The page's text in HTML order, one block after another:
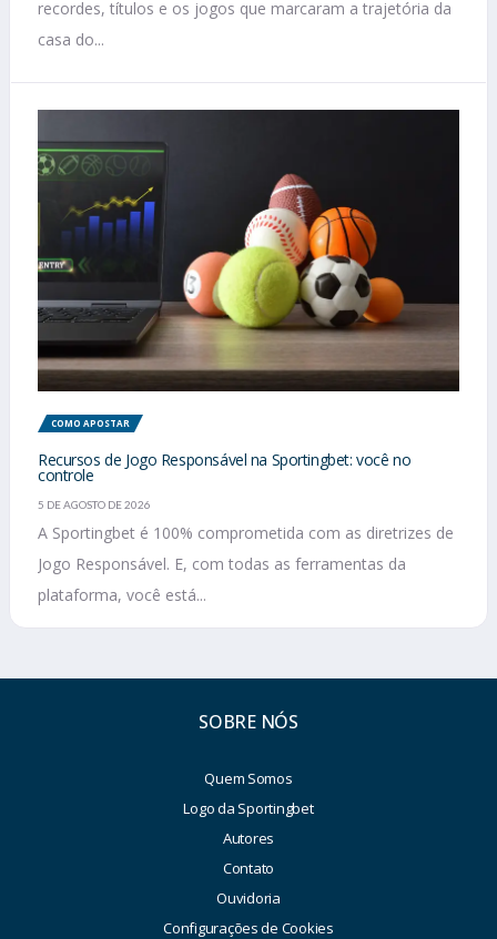
recordes, títulos e os jogos que marcaram a trajetória da
casa do...
COMO APOSTAR
Recursos de Jogo Responsável na Sportingbet: você no
controle
5 DE AGOSTO DE 2026
A Sportingbet é 100% comprometida com as diretrizes de
Jogo Responsável. E, com todas as ferramentas da
plataforma, você está...
SOBRE NÓS
Quem Somos
Logo da Sportingbet
Autores
Contato
Ouvidoria
Configurações de Cookies